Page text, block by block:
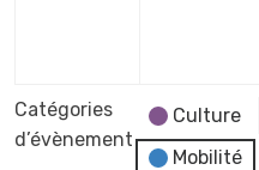
Catégories
d’évènement
Culture
Mobilité